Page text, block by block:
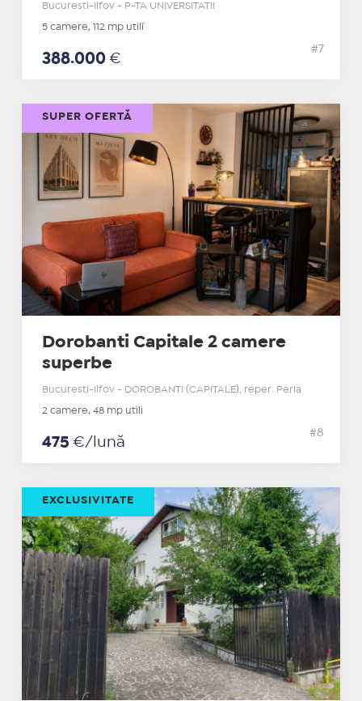
Bucuresti-Ilfov - P-TA UNIVERSITATII
5 camere, 112 mp utili
388.000 €
#7
Dorobanti Capitale 2 camere
superbe
Bucuresti-Ilfov - DOROBANTI (CAPITALE), reper: Perla
2 camere, 48 mp utili
475 €/lună
#8
SUPER OFERTĂ
EXCLUSIVITATE